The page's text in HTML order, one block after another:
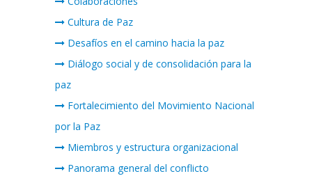
Cultura de Paz
Desafíos en el camino hacia la paz
Diálogo social y de consolidación para la
paz
Fortalecimiento del Movimiento Nacional
por la Paz
Miembros y estructura organizacional
Panorama general del conflicto